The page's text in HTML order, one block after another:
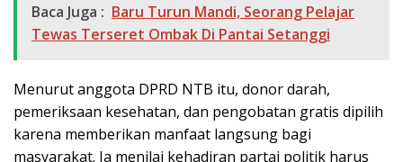
Baca Juga : Baru Turun Mandi, Seorang Pelajar
Tewas Terseret Ombak Di Pantai Setanggi
Menurut anggota DPRD NTB itu, donor darah,
pemeriksaan kesehatan, dan pengobatan gratis dipilih
karena memberikan manfaat langsung bagi
masyarakat. Ia menilai kehadiran partai politik harus